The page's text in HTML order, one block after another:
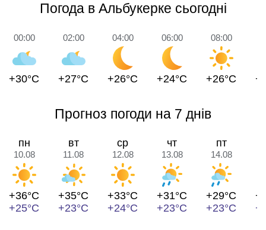
Погода в Альбукерке сьогодні
00:00
+30°C
02:00
+27°C
04:00
+26°C
06:00
+24°C
08:00
+26°C
Прогноз погоди на 7 днів
пн
10.08
+36°C
+25°C
вт
11.08
+35°C
+23°C
ср
12.08
+33°C
+24°C
чт
13.08
+31°C
+23°C
пт
14.08
+29°C
+23°C